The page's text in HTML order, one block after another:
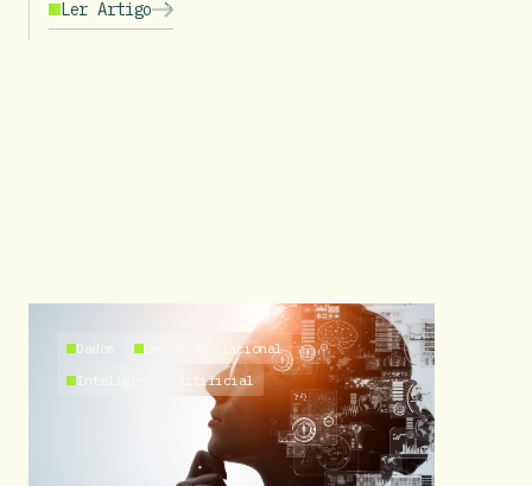
Ler Artigo
Dados
Gestão Operacional
Inteligência Artificial